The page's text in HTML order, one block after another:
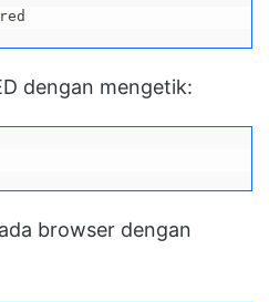
dengan mengetik:
browser dengan